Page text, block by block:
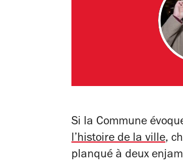
Si la Commune
l’histoire de la ville,
planqué à deux